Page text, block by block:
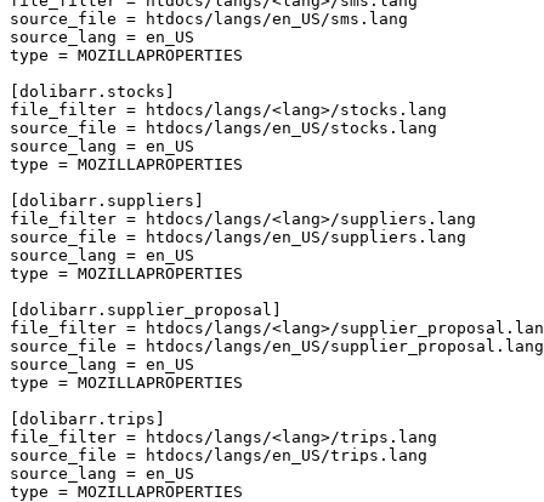
source_file =
htdocs/langs/en_US/sms.lang
source_lang = en_US
type = MOZILLAPROPERTIES
[dolibarr.stocks]
file_filter =
htdocs/langs/<lang>/stocks.lang
source_file =
htdocs/langs/en_US/stocks.lang
source_lang = en_US
type = MOZILLAPROPERTIES
[dolibarr.suppliers]
file_filter =
htdocs/langs/<lang>/suppliers.lang
source_file =
htdocs/langs/en_US/suppliers.lang
source_lang = en_US
type = MOZILLAPROPERTIES
[dolibarr.supplier_proposal]
file_filter =
htdocs/langs/<lang>/
source_file =
htdocs/langs/en_US/supplier_proposal.lang
source_lang = en_US
type = MOZILLAPROPERTIES
[dolibarr.trips]
file_filter =
htdocs/langs/<lang>/trips.lang
source_file =
htdocs/langs/en_US/trips.lang
source_lang = en_US
type = MOZILLAPROPERTIES